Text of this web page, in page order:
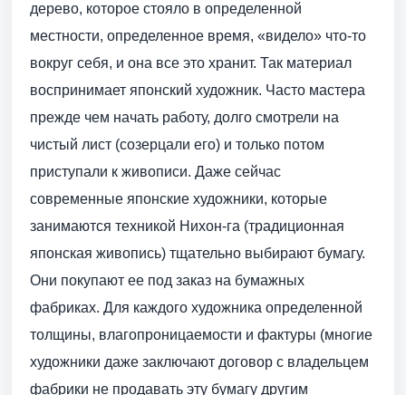
дерево, которое стояло в определенной
местности, определенное время, «видело» что-то
вокруг себя, и она все это хранит. Так материал
воспринимает японский художник. Часто мастера
прежде чем начать работу, долго смотрели на
чистый лист (созерцали его) и только потом
приступали к живописи. Даже сейчас
современные японские художники, которые
занимаются техникой Нихон-га (традиционная
японская живопись) тщательно выбирают бумагу.
Они покупают ее под заказ на бумажных
фабриках. Для каждого художника определенной
толщины, влагопроницаемости и фактуры (многие
художники даже заключают договор с владельцем
фабрики не продавать эту бумагу другим